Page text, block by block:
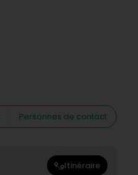
Personnes de contact
Itinéraire